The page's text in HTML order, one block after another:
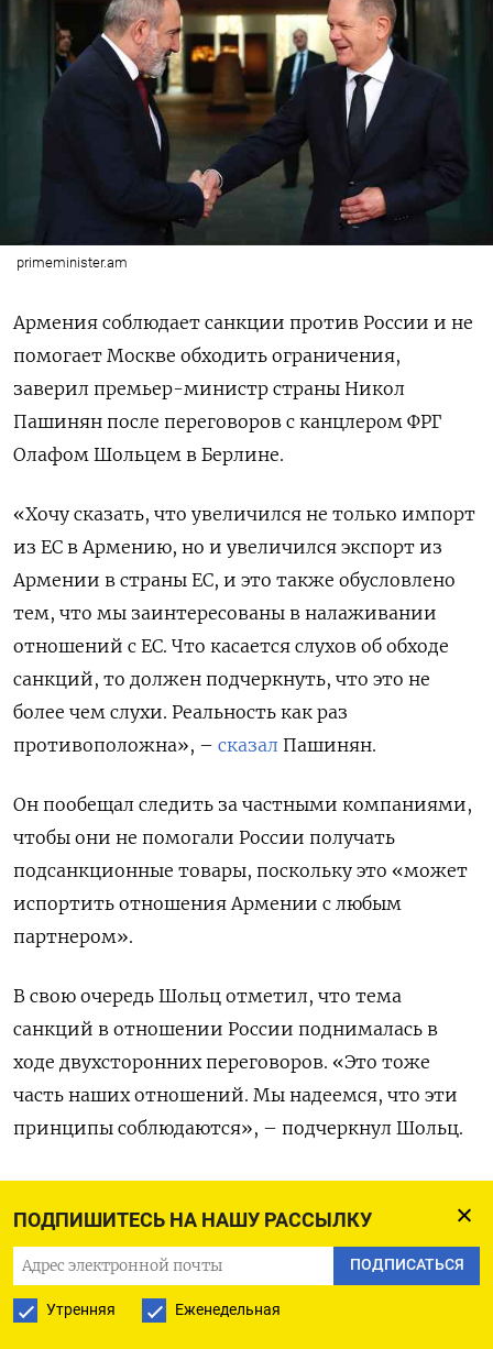
ПОДПИШИТЕСЬ НА НАШУ РАССЫЛКУ
ПОДПИСАТЬСЯ
Утренняя Еженедельная
primeminister.am
Армения соблюдает санкции против России и не
помогает Москве обходить ограничения,
заверил премьер-министр страны Никол
Пашинян после переговоров с канцлером ФРГ
Олафом Шольцем в Берлине.
«Хочу сказать, что увеличился не только импорт
из ЕС в Армению, но и увеличился экспорт из
Армении в страны ЕС, и это также обусловлено
тем, что мы заинтересованы в налаживании
отношений с ЕС. Что касается слухов об обходе
санкций, то должен подчеркнуть, что это не
более чем слухи. Реальность как раз
противоположна», – сказал Пашинян.
Он пообещал следить за частными компаниями,
чтобы они не помогали России получать
подсанкционные товары, поскольку это «может
испортить отношения Армении с любым
партнером».
В свою очередь Шольц отметил, что тема
санкций в отношении России поднималась в
ходе двухсторонних переговоров. «Это тоже
часть наших отношений. Мы надеемся, что эти
принципы соблюдаются», – подчеркнул Шольц.
В 2022 году импорт из Германии в Армению
вырос в 2,5 раза – до 450 млн евро, тогда как
экспорт из Армении в Германию увеличился
только на 35%, до 100 млн евро. Армения
поставляла Германии текстиль и алюминиевую